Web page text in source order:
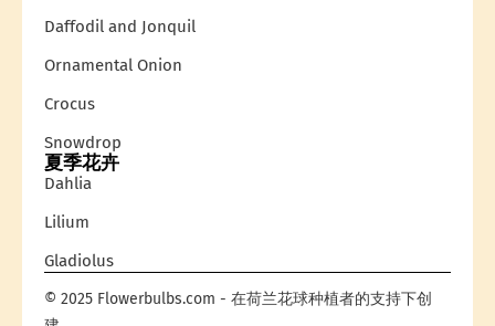
Daffodil and Jonquil
Ornamental Onion
Crocus
Snowdrop
夏季花卉
Dahlia
Lilium
Gladiolus
© 2025 Flowerbulbs.com - 在荷兰花球种植者的支持下创